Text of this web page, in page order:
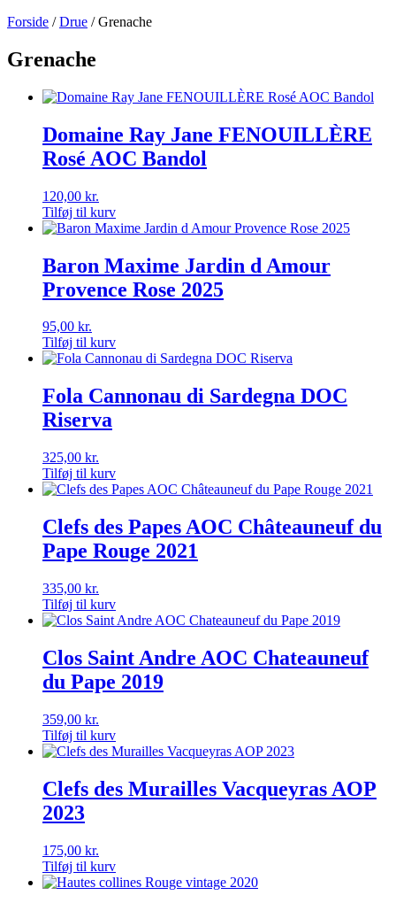
Forside /Drue / Grenache
Grenache
Domaine Ray Jane FENOUILLÈRE
Rosé AOC Bandol
120,00 kr.
Tilføj til kurv
Baron Maxime Jardin d Amour
Provence Rose 2025
95,00 kr.
Tilføj til kurv
Fola Cannonau di Sardegna DOC
Riserva
325,00 kr.
Tilføj til kurv
Clefs des Papes AOC Châteauneuf du
Pape Rouge 2021
335,00 kr.
Tilføj til kurv
Clos Saint Andre AOC Chateauneuf
du Pape 2019
359,00 kr.
Tilføj til kurv
Clefs des Murailles Vacqueyras AOP
2023
175,00 kr.
Tilføj til kurv